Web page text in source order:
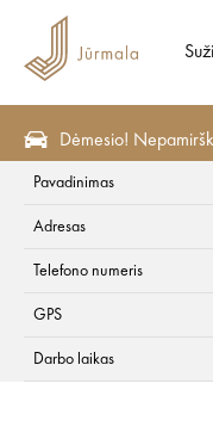
Dėmesio!
Daina
Pavadinimas
Adresas
Telefono numeris
GPS
Darbo laikas